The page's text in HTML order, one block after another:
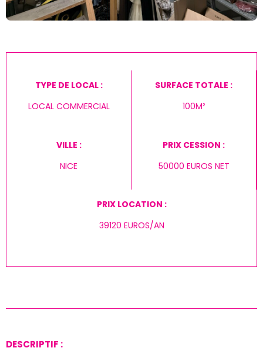
TYPE DE LOCAL :
LOCAL COMMERCIAL
SURFACE TOTALE :
100M²
VILLE :
NICE
PRIX CESSION :
50000 EUROS NET
PRIX LOCATION :
39120 EUROS/AN
DESCRIPTIF :